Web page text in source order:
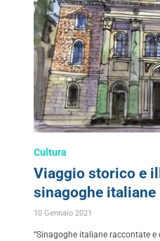
Cultura
Viaggio storico e
sinagoghe italiane
10 Gennaio 2021
“Sinagoghe italiane raccontate e